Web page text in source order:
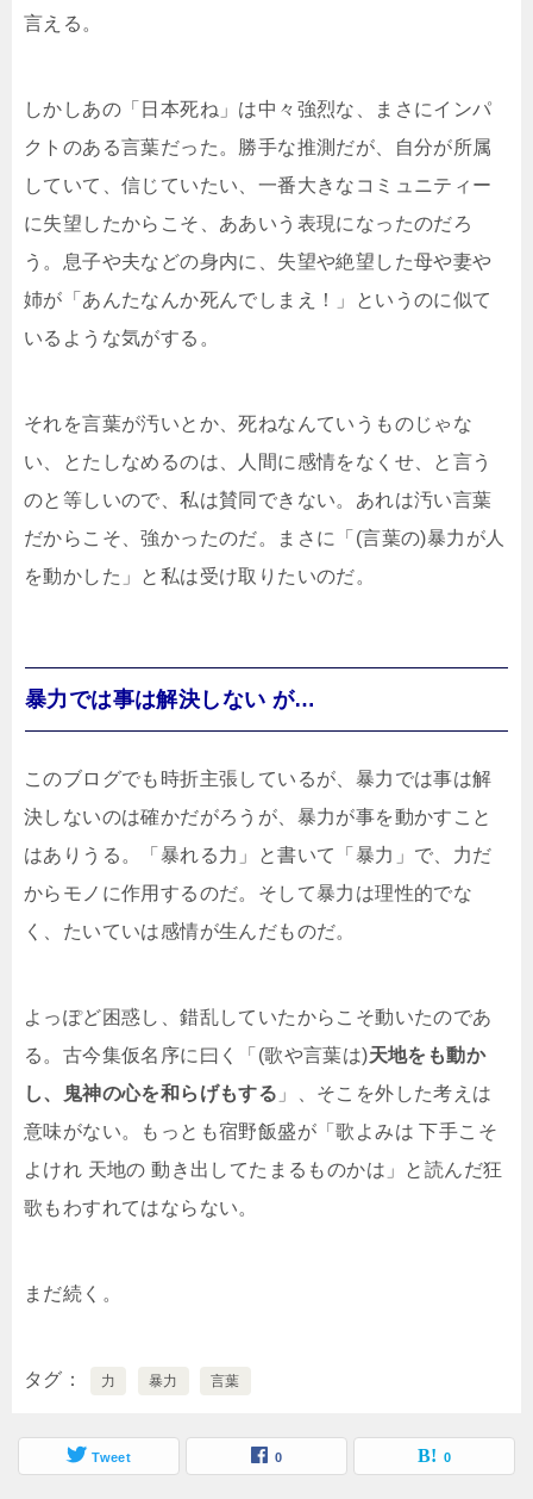
言える。
しかしあの「日本死ね」は中々強烈な、まさにインパ
クトのある言葉だった。勝手な推測だが、自分が所属
していて、信じていたい、一番大きなコミュニティー
に失望したからこそ、ああいう表現になったのだろ
う。息子や夫などの身内に、失望や絶望した母や妻や
姉が「あんたなんか死んでしまえ！」というのに似て
いるような気がする。
それを言葉が汚いとか、死ねなんていうものじゃな
い、とたしなめるのは、人間に感情をなくせ、と言う
のと等しいので、私は賛同できない。あれは汚い言葉
だからこそ、強かったのだ。まさに「(言葉の)暴力が人
を動かした」と私は受け取りたいのだ。
暴力では事は解決しない が…
このブログでも時折主張しているが、暴力では事は解
決しないのは確かだがろうが、暴力が事を動かすこと
はありうる。「暴れる力」と書いて「暴力」で、力だ
からモノに作用するのだ。そして暴力は理性的でな
く、たいていは感情が生んだものだ。
よっぽど困惑し、錯乱していたからこそ動いたのであ
る。古今集仮名序に曰く「(歌や言葉は)天地をも動か
し、鬼神の心を和らげもする 」、そこを外した考えは
意味がない。もっとも宿野飯盛が「歌よみは 下手こそ
よけれ 天地の 動き出してたまるものかは」と読んだ狂
歌もわすれてはならない。
まだ続く。
タグ 力 暴力 言葉
Tweet 0 0